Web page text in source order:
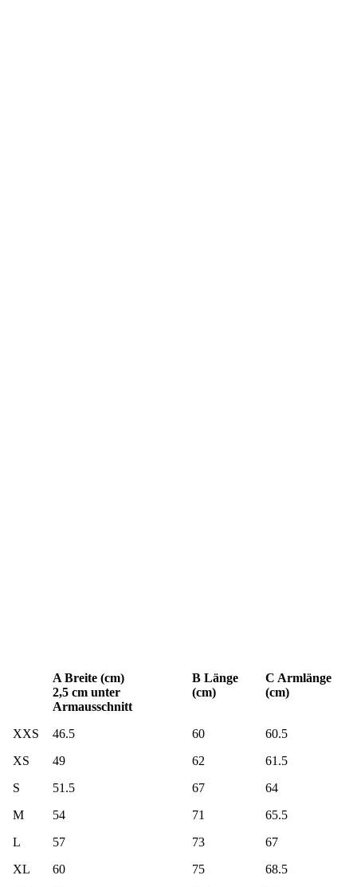
A Breite (cm)
2,5 cm unter
Armausschnitt
B Länge
(cm)
C Armlänge
(cm)
XXS 46.5 60
60.5
XS
49 62
61.5
S
51.5 67
64
M
54 71
65.5
L
57 73
67
XL
60 75
68.5